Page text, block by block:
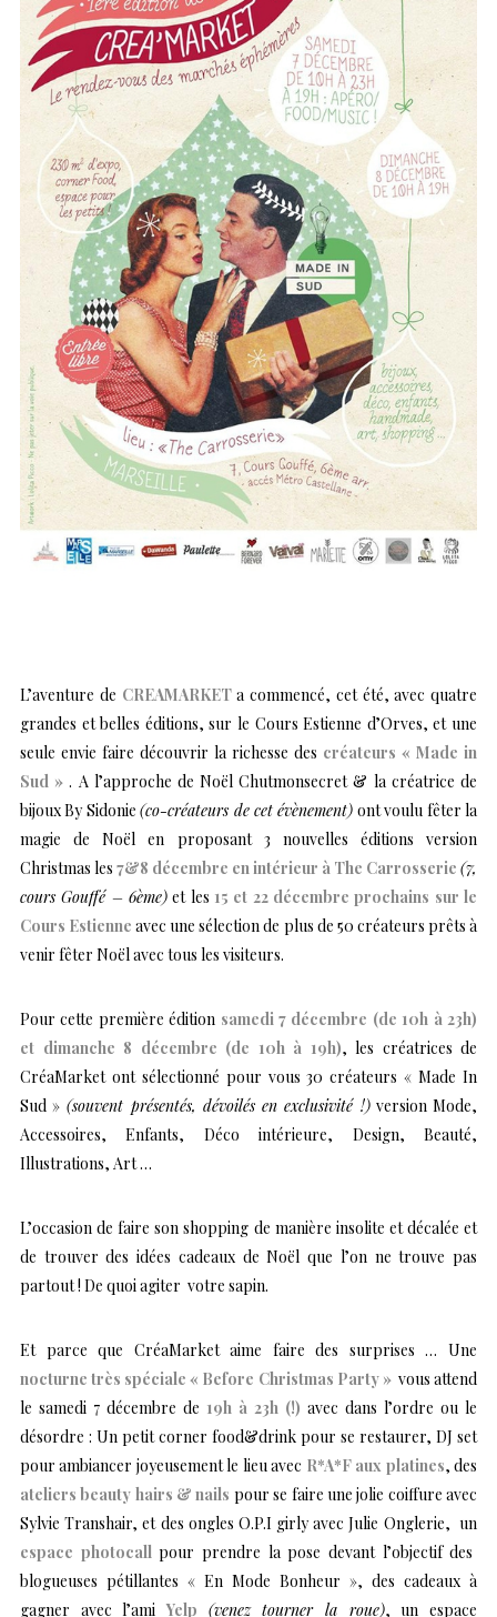
L’aventure de CREAMARKETa commencé, cet été, avec quatre
grandes et belles éditions, sur le Cours Estienne d’Orves, et une
seule envie faire découvrir la richesse des créateurs « Made in
Sud » . A l’approche de Noël Chutmonsecret & la créatrice de
bijoux By Sidonie(co-créateurs de cet évènement) ont voulu fêter la
magie de Noël en proposant 3 nouvelles éditions version
Christmas les 7&8 décembre en intérieur à The Carrosserie (7,
cours Gouffé – 6ème) et les 15 et 22 décembre prochains sur le
Cours Estienne avec une sélection de plus de 50 créateurs prêts à
venir fêter Noël avec tous les visiteurs.
Pour cette première édition samedi 7 décembre (de 10h à 23h)
et dimanche 8 décembre (de 10h à 19h), les créatrices de
CréaMarket ont sélectionné pour vous 30 créateurs « Made In
Sud » (souvent présentés, dévoilés en exclusivité !)version Mode,
Accessoires, Enfants, Déco intérieure, Design, Beauté,
Illustrations, Art …
L’occasion de faire son shopping de manière insolite et décalée et
de trouver des idées cadeaux de Noël que l’on ne trouve pas
partout ! De quoi agiter votre sapin.
Et parce que CréaMarket aime faire des surprises … Une
nocturne très spéciale « Before Christmas Party » vous attend
le samedi 7 décembre de 19h à 23h (!) avec dans l’ordre ou le
désordre : Un petit corner food&drink pour se restaurer, DJ set
pour ambiancer joyeusement le lieu avec R*A*F aux platines, des
ateliers beauty hairs & nails pour se faire une jolie coiffure avec
Sylvie Transhair, et des ongles O.P.I girly avec Julie Onglerie, un
espace photocall pour prendre la pose devant l’objectif des
blogueuses pétillantes « En Mode Bonheur », des cadeaux à
gagner avec l’amiYelp (venez tourner la roue), un espace